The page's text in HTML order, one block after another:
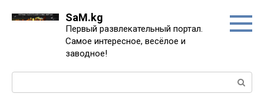
SaM.kg
Первый развлекательный портал.
Самое интересное, весёлое и
заводное!
Поиск: